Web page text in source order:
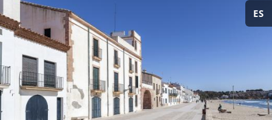
ES